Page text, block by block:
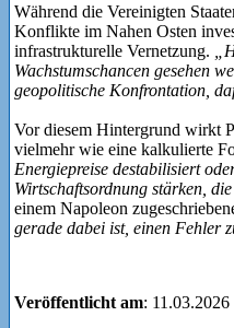
Während die Vereinigten
Konflikte im Nahen Osten
infrastrukturelle Vernetzung.
Wachstumschancen gesehen
geopolitische Konfrontation,
Vor diesem Hintergrund wirkt
vielmehr wie eine kalkulierte
Energiepreise destabilisiert
Wirtschaftsordnung stärken,
einem Napoleon
gerade dabei ist, einen Fehler
Veröffentlicht am: 11.03.2026